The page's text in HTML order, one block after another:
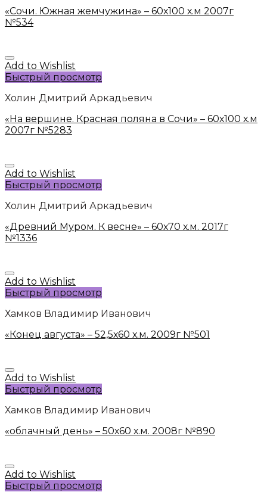
«Сочи. Южная жемчужина» – 60х100 х.м 2007г
№534
Add to Wishlist
Быстрый просмотр
Холин Дмитрий Аркадьевич
«На вершине. Красная поляна в Сочи» – 60х100 х.м
2007г №5283
Add to Wishlist
Быстрый просмотр
Холин Дмитрий Аркадьевич
«Древний Муром. К весне» – 60х70 х.м. 2017г
№1336
Add to Wishlist
Быстрый просмотр
Хамков Владимир Иванович
«Конец августа» – 52,5х60 х.м. 2009г №501
Add to Wishlist
Быстрый просмотр
Хамков Владимир Иванович
«облачный день» – 50х60 х.м. 2008г №890
Add to Wishlist
Быстрый просмотр